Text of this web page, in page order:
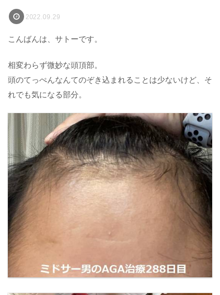
2022.09.29
こんばんは、サトーです。
相変わらず微妙な頭頂部。
頭のてっぺんなんてのぞき込まれることは少ないけど、そ
れでも気になる部分。